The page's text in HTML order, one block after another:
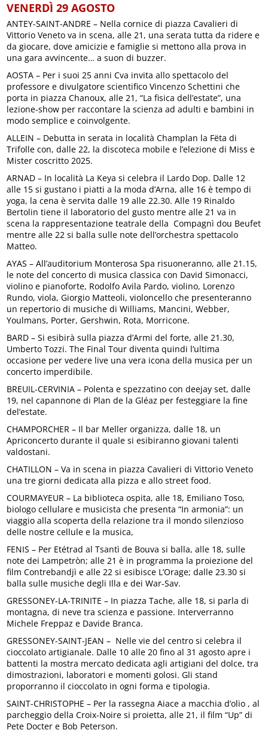
VENERDÌ 29 AGOSTO
ANTEY-SAINT-ANDRE – Nella cornice di piazza Cavalieri di
Vittorio Veneto va in scena, alle 21, una serata tutta da ridere e
da giocare, dove amicizie e famiglie si mettono alla prova in
una gara avvincente… a suon di buzzer.
AOSTA – Per i suoi 25 anni Cva invita allo spettacolo del
professore e divulgatore scientifico Vincenzo Schettini che
porta in piazza Chanoux, alle 21, “La fisica dell’estate”, una
lezione-show per raccontare la scienza ad adulti e bambini in
modo semplice e coinvolgente.
ALLEIN – Debutta in serata in località Champlan la Fëta di
Trifolle con, dalle 22, la discoteca mobile e l’elezione di Miss e
Mister coscritto 2025.
ARNAD – In località La Keya si celebra il Lardo Dop. Dalle 12
alle 15 si gustano i piatti a la moda d’Arna, alle 16 è tempo di
yoga, la cena è servita dalle 19 alle 22.30. Alle 19 Rinaldo
Bertolin tiene il laboratorio del gusto mentre alle 21 va in
scena la rappresentazione teatrale della Compagnì dou Beufet
mentre alle 22 si balla sulle note dell’orchestra spettacolo
Matteo.
AYAS – All’auditorium Monterosa Spa risuoneranno, alle 21.15,
le note del concerto di musica classica con David Simonacci,
violino e pianoforte, Rodolfo Avila Pardo, violino, Lorenzo
Rundo, viola, Giorgio Matteoli, violoncello che presenteranno
un repertorio di musiche di Williams, Mancini, Webber,
Youlmans, Porter, Gershwin, Rota, Morricone.
BARD – Si esibirà sulla piazza d’Armi del forte, alle 21.30,
Umberto Tozzi. The Final Tour diventa quindi l’ultima
occasione per vedere live una vera icona della musica per un
concerto imperdibile.
BREUIL-CERVINIA – Polenta e spezzatino con deejay set, dalle
19, nel capannone di Plan de la Gléaz per festeggiare la fine
del’estate.
CHAMPORCHER – Il bar Meller organizza, dalle 18, un
Apriconcerto durante il quale si esibiranno giovani talenti
valdostani.
CHATILLON – Va in scena in piazza Cavalieri di Vittorio Veneto
una tre giorni dedicata alla pizza e allo street food.
COURMAYEUR – La biblioteca ospita, alle 18, Emiliano Toso,
biologo cellulare e musicista che presenta “In armonia”: un
viaggio alla scoperta della relazione tra il mondo silenzioso
delle nostre cellule e la musica,
FENIS – Per Etétrad al Tsantì de Bouva si balla, alle 18, sulle
note dei Lampetròn; alle 21 è in programma la proiezione del
film Contrebandjì e alle 22 si esibisce L’Orage; dalle 23.30 si
balla sulle musiche degli Illa e dei War-Sav.
GRESSONEY-LA-TRINITE – In piazza Tache, alle 18, si parla di
montagna, di neve tra scienza e passione. Interverranno
Michele Freppaz e Davide Branca.
GRESSONEY-SAINT-JEAN – Nelle vie del centro si celebra il
cioccolato artigianale. Dalle 10 alle 20 fino al 31 agosto apre i
battenti la mostra mercato dedicata agli artigiani del dolce, tra
dimostrazioni, laboratori e momenti golosi. Gli stand
proporranno il cioccolato in ogni forma e tipologia.
SAINT-CHRISTOPHE – Per la rassegna Aiace a macchia d’olio , al
parcheggio della Croix-Noire si proietta, alle 21, il film “Up” di
Pete Docter e Bob Peterson.